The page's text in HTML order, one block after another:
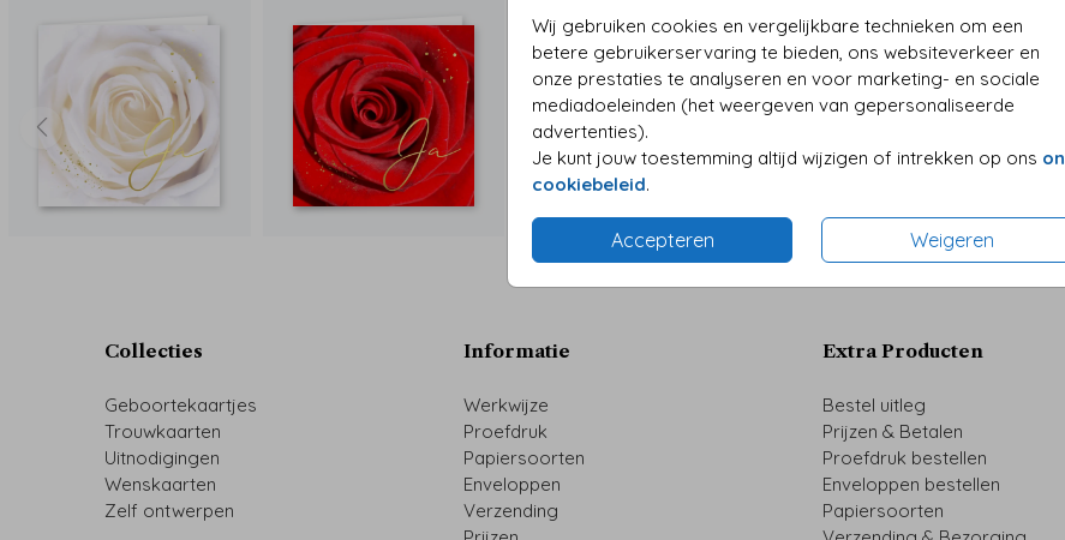
Wij gebruiken cookies en vergelijkbare technieken om een
betere gebruikerservaring te bieden, ons websiteverkeer en
onze prestaties te analyseren en voor marketing- en sociale
mediadoeleinden (het weergeven van gepersonaliseerde
advertenties).
Je kunt jouw toestemming altijd wijzigen of intrekken op ons
cookiebeleid.
Accepteren Weigeren
•
•
•
•
Collecties
Geboortekaartjes
Trouwkaarten
Uitnodigingen
Wenskaarten
Zelf ontwerpen
Informatie
Werkwijze
Proefdruk
Papiersoorten
Enveloppen
Verzending
Extra Producten
Bestel uitleg
Prijzen & Betalen
Proefdruk bestellen
Enveloppen bestellen
Papiersoorten